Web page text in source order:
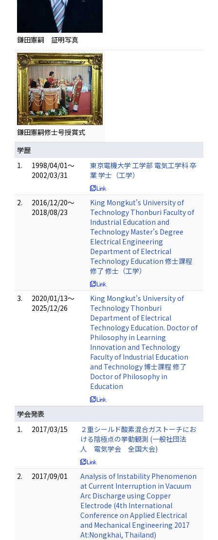
鎌田憲嗣 証明写真
鎌田憲嗣修士号授賞式
学歴
1.
1998/04/01～
2002/03/31
東京電機大学 工学部 電気工学科 卒
業 学士（工学）
2.
2016/12/20～
2018/08/23
King Mongkut's University of
Technology Thonburi Faculty of
Industrial Education and
Technology Master's Degree
Electrical Engineering
Department of Electrical
Technology Education 修士課程
修了 修士（工学）
3.
2020/01/13～
2025/12/26
King Mongkut's University of
Technology Thonburi
Department of Electrical
Technology Education. Doctor of
Philosophy in Learning
Innovation and Technology
Faculty of Industrial Education
and Technology 博士課程 修了
Doctor of Philosophy in
Education
学会発表
1.
2017/03/15
２重シールド酸素混合ガストーチにお
ける陰極点の挙動観測 (一般社団法
人 電気学会 全国大会)
2. 2017/09/01
Analysis of Instability Phenomenon
at Current Interruption in Vacuum
Arc Discharge using Copper
Electrode (4th International
Conference on Applied Electrical
and Mechanical Engineering 2017
At:Nongkhai, Thailand)